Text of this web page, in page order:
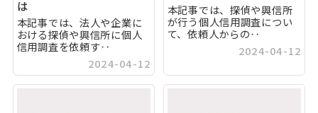
は
本記事では、法人や企業に
おける探偵や興信所に個人
信用調査を依頼す‥
2024-04-12
本記事では、探偵や興信所
が行う個人信用調査につい
て、依頼人からの‥
2024-04-12